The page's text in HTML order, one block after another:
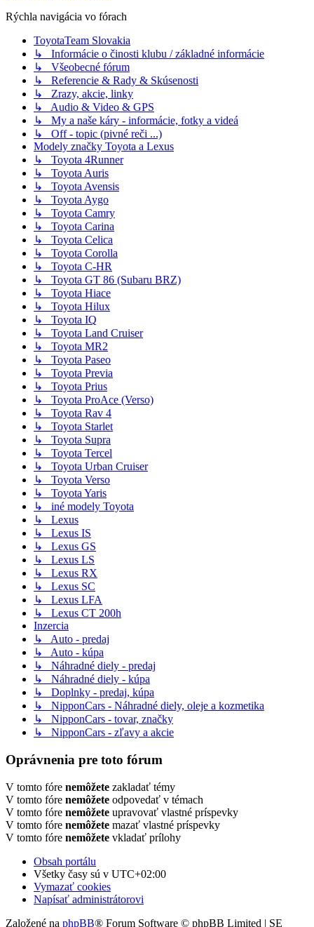
Rýchla navigácia vo fórach
ToyotaTeam Slovakia
↳ Informácie o činosti klubu / základné informácie
↳ Všeobecné fórum
↳ Referencie & Rady & Skúsenosti
↳ Zrazy, akcie, linky
↳ Audio & Video & GPS
↳ My a naše káry - informácie, fotky a videá
↳ Off - topic (pivné reči ...)
Modely značky Toyota a Lexus
↳ Toyota 4Runner
↳ Toyota Auris
↳ Toyota Avensis
↳ Toyota Aygo
↳ Toyota Camry
↳ Toyota Carina
↳ Toyota Celica
↳ Toyota Corolla
↳ Toyota C-HR
↳ Toyota GT 86 (Subaru BRZ)
↳ Toyota Hiace
↳ Toyota Hilux
↳ Toyota IQ
↳ Toyota Land Cruiser
↳ Toyota MR2
↳ Toyota Paseo
↳ Toyota Previa
↳ Toyota Prius
↳ Toyota ProAce (Verso)
↳ Toyota Rav 4
↳ Toyota Starlet
↳ Toyota Supra
↳ Toyota Tercel
↳ Toyota Urban Cruiser
↳ Toyota Verso
↳ Toyota Yaris
↳ iné modely Toyota
↳ Lexus
↳ Lexus IS
↳ Lexus GS
↳ Lexus LS
↳ Lexus RX
↳ Lexus SC
↳ Lexus LFA
↳ Lexus CT 200h
Inzercia
↳ Auto - predaj
↳ Auto - kúpa
↳ Náhradné diely - predaj
↳ Náhradné diely - kúpa
↳ Doplnky - predaj, kúpa
↳ NipponCars - Náhradné diely, oleje a kozmetika
↳ NipponCars - tovar, značky
↳ NipponCars - zľavy a akcie
Oprávnenia pre toto fórum
V tomto fóre nemôžete zakladať témy
V tomto fóre nemôžete odpovedať v témach
V tomto fóre nemôžete upravovať vlastné príspevky
V tomto fóre nemôžete mazať vlastné príspevky
V tomto fóre nemôžete vkladať prílohy
Obsah portálu
Všetky časy sú v UTC+02:00
Vymazať cookies
Napísať administrátorovi
Založené na phpBB® Forum Software © phpBB Limited | SE